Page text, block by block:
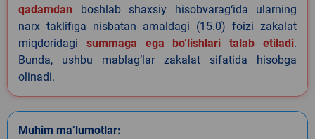
qadamdan boshlab shaxsiy hisobvarag‘ida ularning
narx taklifiga nisbatan amaldagi (15.0) foizi zakalat
miqdoridagi summaga ega bo‘lishlari talab etiladi.
Bunda, ushbu mablag‘lar zakalat sifatida hisobga
olinadi.
Muhim ma’lumotlar: